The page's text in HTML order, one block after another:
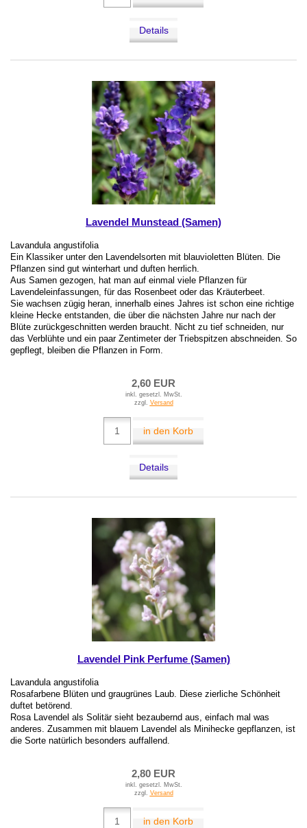
Details
Lavendel Munstead (Samen)
Lavandula angustifolia
Ein Klassiker unter den Lavendelsorten mit blauvioletten Blüten. Die
Pflanzen sind gut winterhart und duften herrlich.
Aus Samen gezogen, hat man auf einmal viele Pflanzen für
Lavendeleinfassungen, für das Rosenbeet oder das Kräuterbeet.
Sie wachsen zügig heran, innerhalb eines Jahres ist schon eine richtige
kleine Hecke entstanden, die über die nächsten Jahre nur nach der
Blüte zurückgeschnitten werden braucht. Nicht zu tief schneiden, nur
das Verblühte und ein paar Zentimeter der Triebspitzen abschneiden. So
gepflegt, bleiben die Pflanzen in Form.
2,60 EUR
inkl. gesetzl. MwSt.
zzgl. Versand
in den Korb
Details
Lavendel Pink Perfume (Samen)
Lavandula angustifolia
Rosafarbene Blüten und graugrünes Laub. Diese zierliche Schönheit
duftet betörend.
Rosa Lavendel als Solitär sieht bezaubernd aus, einfach mal was
anderes. Zusammen mit blauem Lavendel als Minihecke gepflanzen, ist
die Sorte natürlich besonders auffallend.
2,80 EUR
inkl. gesetzl. MwSt.
zzgl. Versand
in den Korb